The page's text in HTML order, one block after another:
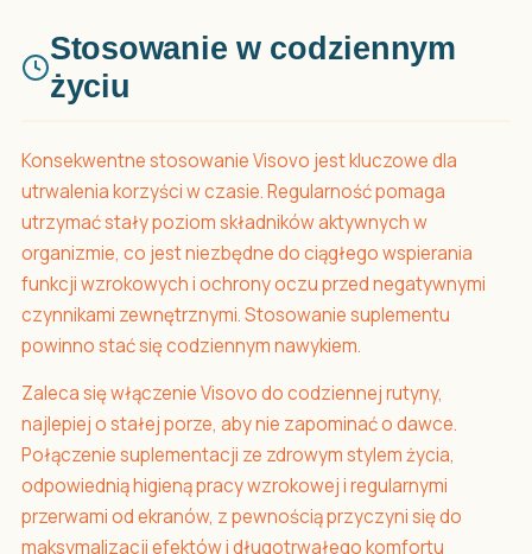
Stosowanie w codziennym
życiu
Konsekwentne stosowanie Visovo jest kluczowe dla
utrwalenia korzyści w czasie. Regularność pomaga
utrzymać stały poziom składników aktywnych w
organizmie, co jest niezbędne do ciągłego wspierania
funkcji wzrokowych i ochrony oczu przed negatywnymi
czynnikami zewnętrznymi. Stosowanie suplementu
powinno stać się codziennym nawykiem.
Zaleca się włączenie Visovo do codziennej rutyny,
najlepiej o stałej porze, aby nie zapominać o dawce.
Połączenie suplementacji ze zdrowym stylem życia,
odpowiednią higieną pracy wzrokowej i regularnymi
przerwami od ekranów, z pewnością przyczyni się do
maksymalizacji efektów i długotrwałego komfortu